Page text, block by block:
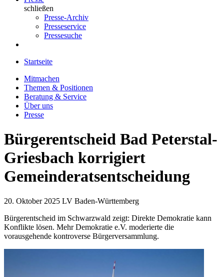
schließen
Presse-Archiv
Presseservice
Pressesuche
Startseite
Mitmachen
Themen & Positionen
Beratung & Service
Über uns
Presse
Bürgerentscheid Bad Peterstal-
Griesbach korrigiert
Gemeinderatsentscheidung
20. Oktober 2025 LV Baden-Württemberg
Bürgerentscheid im Schwarzwald zeigt: Direkte Demokratie kann
Konflikte lösen. Mehr Demokratie e.V. moderierte die
vorausgehende kontroverse Bürgerversammlung.